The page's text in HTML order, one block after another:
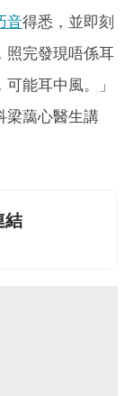
音得悉，並即刻
照完發現唔係耳
能耳中風。」
梁藹心醫生講
結